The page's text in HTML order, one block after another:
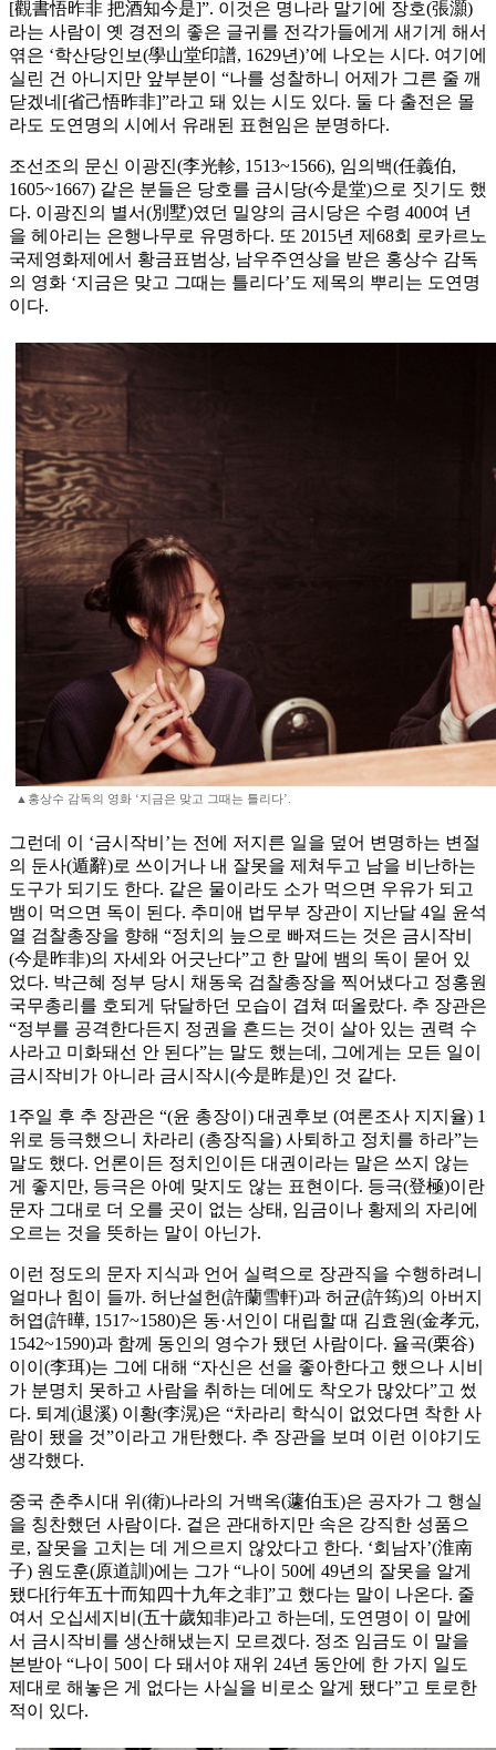
[觀書悟昨非 把酒知今是]”. 이것은 명나라 말기에 장호(張灝)
라는 사람이 옛 경전의 좋은 글귀를 전각가들에게 새기게 해서
엮은 ‘학산당인보(學山堂印譜, 1629년)’에 나오는 시다. 여기에
실린 건 아니지만 앞부분이 “나를 성찰하니 어제가 그른 줄 깨
닫겠네[省己悟昨非]”라고 돼 있는 시도 있다. 둘 다 출전은 몰
라도 도연명의 시에서 유래된 표현임은 분명하다.
조선조의 문신 이광진(李光軫, 1513~1566), 임의백(任義伯,
1605~1667) 같은 분들은 당호를 금시당(今是堂)으로 짓기도 했
다. 이광진의 별서(別墅)였던 밀양의 금시당은 수령 400여 년
을 헤아리는 은행나무로 유명하다. 또 2015년 제68회 로카르노
국제영화제에서 황금표범상, 남우주연상을 받은 홍상수 감독
의 영화 ‘지금은 맞고 그때는 틀리다’도 제목의 뿌리는 도연명
이다.
▲홍상수 감독의 영화 ‘지금은 맞고 그때는 틀리다’.
그런데 이 ‘금시작비’는 전에 저지른 일을 덮어 변명하는 변절
의 둔사(遁辭)로 쓰이거나 내 잘못을 제쳐두고 남을 비난하는
도구가 되기도 한다. 같은 물이라도 소가 먹으면 우유가 되고
뱀이 먹으면 독이 된다. 추미애 법무부 장관이 지난달 4일 윤석
열 검찰총장을 향해 “정치의 늪으로 빠져드는 것은 금시작비
(今是昨非)의 자세와 어긋난다”고 한 말에 뱀의 독이 묻어 있
었다. 박근혜 정부 당시 채동욱 검찰총장을 찍어냈다고 정홍원
국무총리를 호되게 닦달하던 모습이 겹쳐 떠올랐다. 추 장관은
“정부를 공격한다든지 정권을 흔드는 것이 살아 있는 권력 수
사라고 미화돼선 안 된다”는 말도 했는데, 그에게는 모든 일이
금시작비가 아니라 금시작시(今是昨是)인 것 같다.
1주일 후 추 장관은 “(윤 총장이) 대권후보 (여론조사 지지율) 1
위로 등극했으니 차라리 (총장직을) 사퇴하고 정치를 하라”는
말도 했다. 언론이든 정치인이든 대권이라는 말은 쓰지 않는
게 좋지만, 등극은 아예 맞지도 않는 표현이다. 등극(登極)이란
문자 그대로 더 오를 곳이 없는 상태, 임금이나 황제의 자리에
오르는 것을 뜻하는 말이 아닌가.
이런 정도의 문자 지식과 언어 실력으로 장관직을 수행하려니
얼마나 힘이 들까. 허난설헌(許蘭雪軒)과 허균(許筠)의 아버지
허엽(許曄, 1517~1580)은 동·서인이 대립할 때 김효원(金孝元,
1542~1590)과 함께 동인의 영수가 됐던 사람이다. 율곡(栗谷)
이이(李珥)는 그에 대해 “자신은 선을 좋아한다고 했으나 시비
가 분명치 못하고 사람을 취하는 데에도 착오가 많았다”고 썼
다. 퇴계(退溪) 이황(李滉)은 “차라리 학식이 없었다면 착한 사
람이 됐을 것”이라고 개탄했다. 추 장관을 보며 이런 이야기도
생각했다.
중국 춘추시대 위(衛)나라의 거백옥(蘧伯玉)은 공자가 그 행실
을 칭찬했던 사람이다. 겉은 관대하지만 속은 강직한 성품으
로, 잘못을 고치는 데 게으르지 않았다고 한다. ‘회남자’(淮南
子) 원도훈(原道訓)에는 그가 “나이 50에 49년의 잘못을 알게
됐다[行年五十而知四十九年之非]”고 했다는 말이 나온다. 줄
여서 오십세지비(五十歲知非)라고 하는데, 도연명이 이 말에
서 금시작비를 생산해냈는지 모르겠다. 정조 임금도 이 말을
본받아 “나이 50이 다 돼서야 재위 24년 동안에 한 가지 일도
제대로 해놓은 게 없다는 사실을 비로소 알게 됐다”고 토로한
적이 있다.